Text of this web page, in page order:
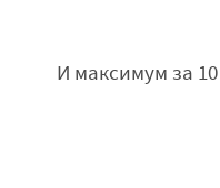
И максимум за